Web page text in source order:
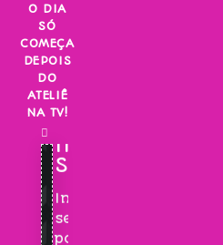
Skip
content
O DIA
SÓ
COMEÇA
DEPOIS
DO
ATELIÊ
NA TV!
INSCREVA-
SE!
Inscreva-
se
para